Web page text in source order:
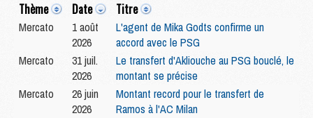
Thème Date Titre
Mercato
1 août
2026
L'agent de Mika Godts confirme un
accord avec le PSG
Mercato
31 juil.
2026
Le transfert d'Akliouche au PSG bouclé, le
montant se précise
Mercato
26 juin
2026
Montant record pour le transfert de
Ramos à l'AC Milan